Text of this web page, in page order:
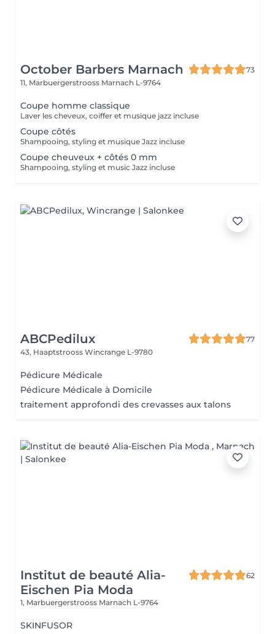
October Barbers Marnach
73
11, Marbuergerstrooss Marnach L-9764
Coupe homme classique
Laver les cheveux, coiffer et musique jazz incluse
Coupe côtés
Shampooing, styling et musique Jazz incluse
Coupe cheuveux + côtés 0 mm
Shampooing, styling et music Jazz incluse
ABCPedilux
77
43, Haaptstrooss Wincrange L-9780
Pédicure Médicale
Pédicure Médicale à Domicile
traitement approfondi des crevasses aux talons
Institut de beauté Alia-
Eischen Pia Moda
62
1, Marbuergerstrooss Marnach L-9764
SKINFUSOR